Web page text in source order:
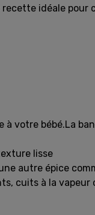
idéale pour
votre bébé.La
lisse
autre épice
cuits à la vapeur